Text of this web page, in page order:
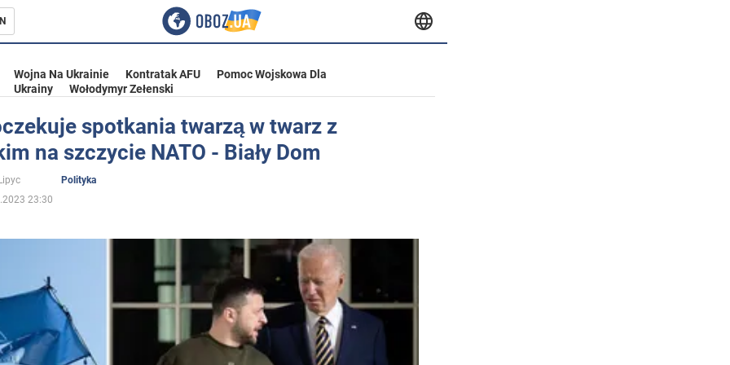
Ukrainie
Wojna Na Ukrainie Kontratak AFU
Pomoc Wojskowa Dla
Ukrainy
Wołodymyr Zełenski
spotkania twarzą w twarz z
na szczycie NATO - Biały Dom
Polityka
23:30